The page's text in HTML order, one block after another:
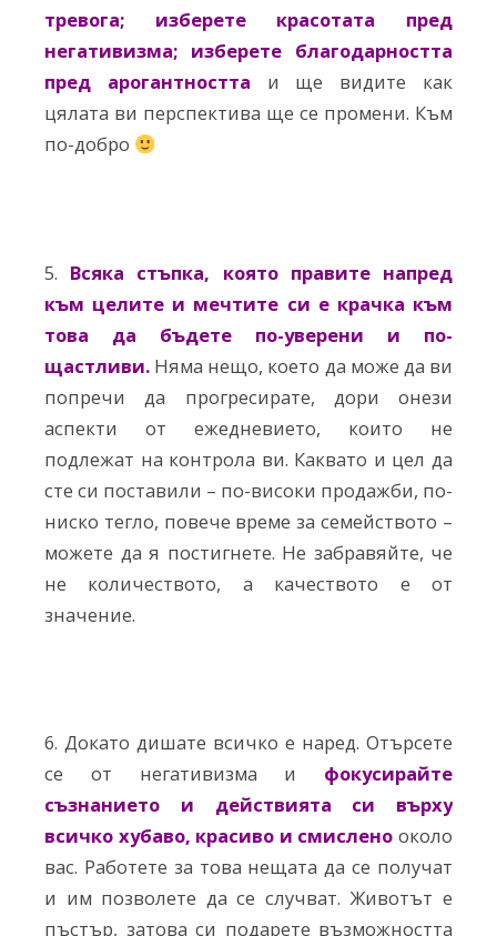
тревога; изберете красотата пред
негативизма; изберете благодарността
пред арогантността и ще видите как
цялата ви перспектива ще се промени. Към
по-добро
5. Всяка стъпка, която правите напред
към целите и мечтите си е крачка към
това да бъдете по-уверени и по-
щастливи. Няма нещо, което да може да ви
попречи да прогресирате, дори онези
аспекти от ежедневието, които не
подлежат на контрола ви. Каквато и цел да
сте си поставили – по-високи продажби, по-
ниско тегло, повече време за семейството –
можете да я постигнете. Не забравяйте, че
не количеството, а качеството е от
значение.
6. Докато дишате всичко е наред. Отърсете
се от негативизма и фокусирайте
съзнанието и действията си върху
всичко хубаво, красиво и смислено около
вас. Работете за това нещата да се получат
и им позволете да се случват. Животът е
пъстър, затова си подарете възможността